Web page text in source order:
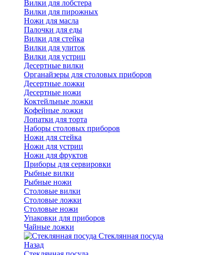
Вилки для лобстера
Вилки для пирожных
Ножи для масла
Палочки для еды
Вилки для стейка
Вилки для улиток
Вилки для устриц
Десертные вилки
Органайзеры для столовых приборов
Десертные ложки
Десертные ножи
Коктейльные ложки
Кофейные ложки
Лопатки для торта
Наборы столовых приборов
Ножи для стейка
Ножи для устриц
Ножи для фруктов
Приборы для сервировки
Рыбные вилки
Рыбные ножи
Столовые вилки
Столовые ложки
Столовые ножи
Упаковки для приборов
Чайные ложки
Стеклянная посуда
Назад